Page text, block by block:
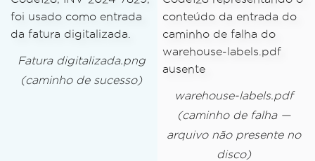
Fatura digitalizada.png
(caminho de sucesso)
warehouse-labels.pdf
(caminho de falha —
arquivo não presente no
disco)